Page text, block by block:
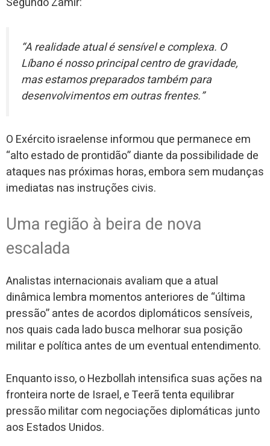
“A realidade atual é sensível e complexa. O
Líbano é nosso principal centro de gravidade,
mas estamos preparados também para
desenvolvimentos em outras frentes.”
O Exército israelense informou que permanece em
“alto estado de prontidão” diante da possibilidade de
ataques nas próximas horas, embora sem mudanças
imediatas nas instruções civis.
Uma região à beira de nova
escalada
Analistas internacionais avaliam que a atual
dinâmica lembra momentos anteriores de “última
pressão” antes de acordos diplomáticos sensíveis,
nos quais cada lado busca melhorar sua posição
militar e política antes de um eventual entendimento.
Enquanto isso, o Hezbollah intensifica suas ações na
fronteira norte de Israel, e Teerã tenta equilibrar
pressão militar com negociações diplomáticas junto
aos Estados Unidos.